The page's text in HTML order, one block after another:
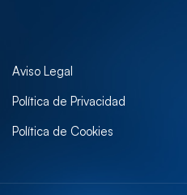
Aviso Legal
Política de Privacidad
Política de Cookies